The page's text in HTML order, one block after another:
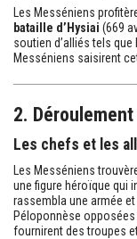
Les Messéniens
bataille d’Hysiai (669
soutien d’alliés tels
Messéniens saisirent
2.
Les chefs et les
Les Messéniens
une figure héroïque qui
rassembla une armée
Péloponnèse
fournirent des troupes